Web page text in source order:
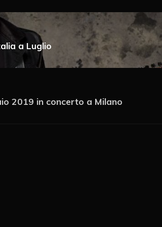
mail
a Luglio
2019 in concerto a Milano